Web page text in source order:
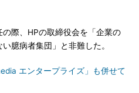
際、HPの取締役会を「企業の
臆病者集団」と非難した。
エンタープライズ」も併せて